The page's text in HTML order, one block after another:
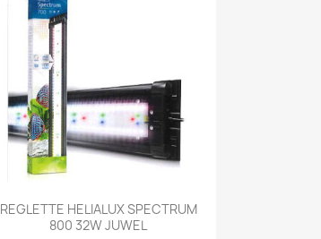
Aperçu rapide
REGLETTE HELIALUX SPECTRUM
800 32W JUWEL